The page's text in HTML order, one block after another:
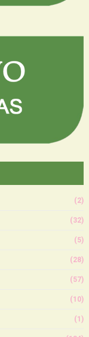
(2)
(32)
(5)
(28)
(57)
(10)
(1)